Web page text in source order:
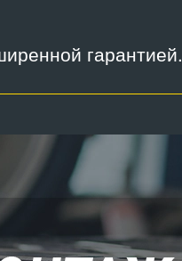
гарантией.